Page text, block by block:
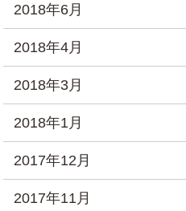
2018年6月
2018年4月
2018年3月
2018年1月
2017年12月
2017年11月